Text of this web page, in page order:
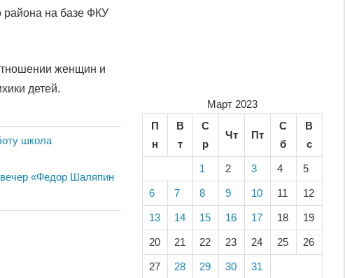
района на базе ФКУ
женщин и
детей.
школа
вечер «Федор Шаляпин
Март 2023
П
н
В
т
С
р
Чт Пт
С
б
В
с
1 2 3 4 5
6 7 8 9 10 11 12
13 14 15 16 17 18 19
20 21 22 23 24 25 26
27 28 29 30 31